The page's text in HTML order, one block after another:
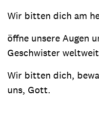
Wir bitten dich am
öffne unsere Augen
Geschwister
Wir bitten dich,
uns, Gott.